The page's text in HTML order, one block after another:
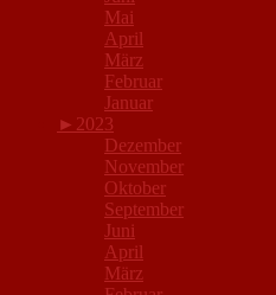
Mai
April
März
Februar
Januar
► 2023
Dezember
November
Oktober
September
Juni
April
März